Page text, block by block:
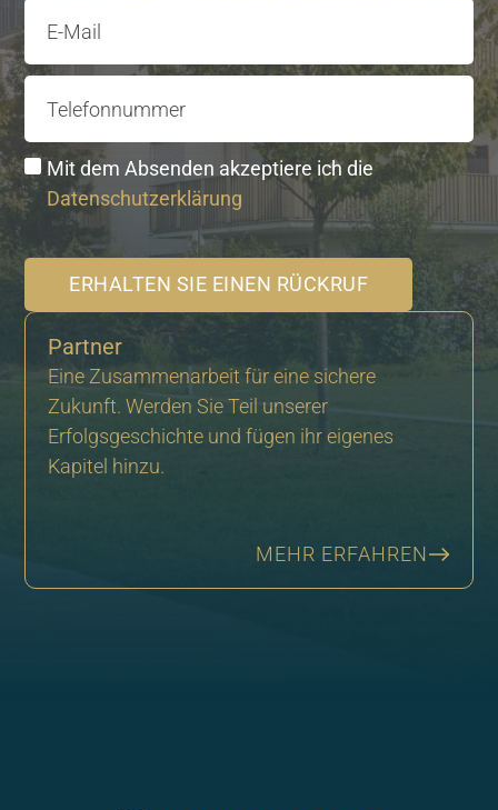
E-Mail
Telefonnummer
Mit dem Absenden akzeptiere ich die
Datenschutzerklärung
ERHALTEN SIE EINEN RÜCKRUF
Partner
Eine Zusammenarbeit für eine sichere
Zukunft. Werden Sie Teil unserer
Erfolgsgeschichte und fügen ihr eigenes
Kapitel hinzu.
MEHR ERFAHREN